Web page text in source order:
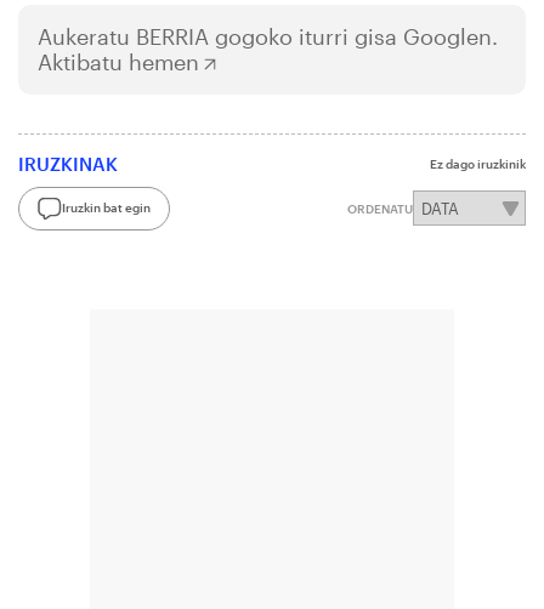
Aukeratu BERRIA gogoko iturri gisa Googlen.
Aktibatu hemen
IRUZKINAK Ez dago iruzkinik
Iruzkin bat egin ORDENATU